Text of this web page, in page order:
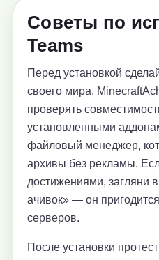
Советы по
Teams
Перед установкой
своего мира.
проверять
установленными
файловый менеджер,
архивы без рекламы.
достижениями, загляни
ачивок» — он
серверов.
После установки